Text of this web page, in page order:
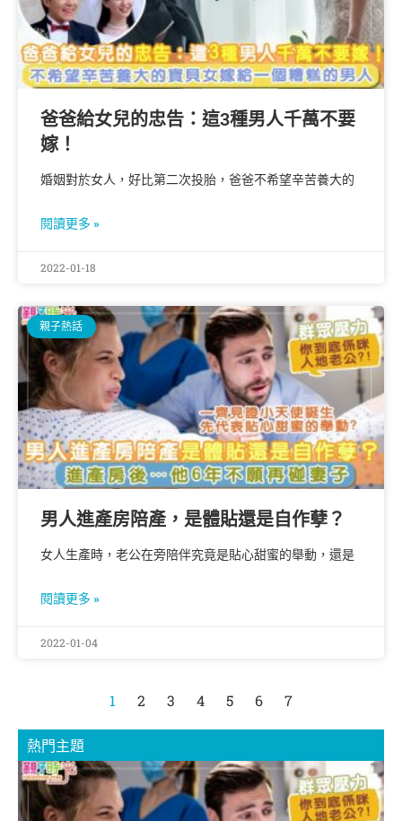
爸爸給女兒的忠告：這3種男人千萬不要
嫁！
婚姻對於女人，好比第二次投胎，爸爸不希望辛苦養大的
閱讀更多 »
2022-01-18
親子熱話
男人進產房陪產，是體貼還是自作孽？
女人生產時，老公在旁陪伴究竟是貼心甜蜜的舉動，還是
閱讀更多 »
2022-01-04
1 2 3 4 5 6 7
熱門主題